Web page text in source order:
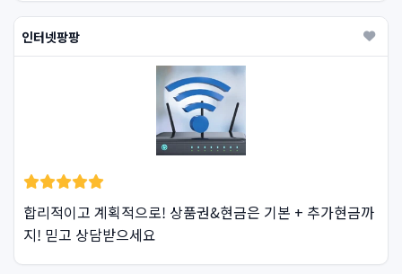
인터넷팡팡
합리적이고 계획적으로! 상품권&현금은 기본 + 추가현금까
지! 믿고 상담받으세요